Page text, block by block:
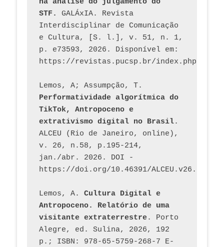
na análise do julgamento do
STF.
GALÁxIA. Revista
Interdisciplinar de Comunicação
e Cultura, [S. l.], v. 51, n. 1,
p. e73593, 2026. Disponível em:
Performatividade algorítmica do
TikTok, Antropoceno e
extrativismo digital no Brasil.
ALCEU (Rio de Janeiro, online),
v. 26, n.58, p.195-214,
jan./abr. 2026. DOI -
https://doi.org/10.46391/
Lemos, A. Cultura Digital e
Antropoceno. Relatório de uma
visitante extraterrestre. Porto
Alegre, ed. Sulina, 2026, 192
p.; ISBN: 978-65-5759-268-7 E-